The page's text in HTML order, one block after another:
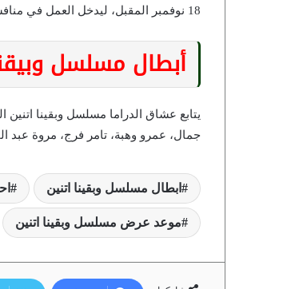
18 نوفمبر المقبل، ليدخل العمل في منافسة مع العديد من الأعمال الدرامية المعروضة والقوية على الشاشة.
أبطال مسلسل
يتابع عشاق الدراما مسلسل وبقينا
جمال، عمرو وهبة، تامر فرج، مروة عبد
ابطال مسلسل وبقينا اتنين
موعد عرض مسلسل وبقينا اتنين